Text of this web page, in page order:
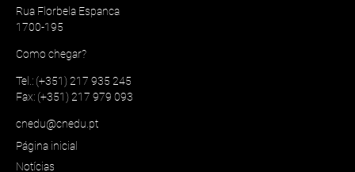
Rua Florbela Espanca
1700-195
Como chegar?
Tel.: (+351) 217 935 245
Fax: (+351) 217 979 093
cnedu@cnedu.pt
Página inicial
Notícias